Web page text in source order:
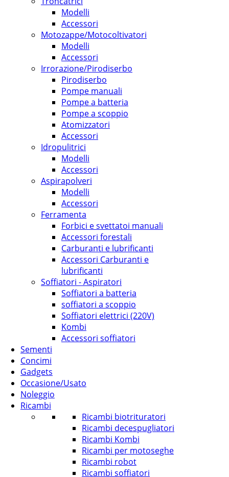
Modelli
Accessori
Motozappe/Motocoltivatori
Modelli
Accessori
Irrorazione/Pirodiserbo
Pirodiserbo
Pompe manuali
Pompe a batteria
Pompe a scoppio
Atomizzatori
Accessori
Idropulitrici
Modelli
Accessori
Aspirapolveri
Modelli
Accessori
Ferramenta
Forbici e svettatoi manuali
Accessori forestali
Carburanti e lubrificanti
Accessori Carburanti e
lubrificanti
Soffiatori - Aspiratori
Soffiatori a batteria
soffiatori a scoppio
Soffiatori elettrici (220V)
Kombi
Accessori soffiatori
Sementi
Concimi
Gadgets
Occasione/Usato
Noleggio
Ricambi
Ricambi biotrituratori
Ricambi decespugliatori
Ricambi Kombi
Ricambi per motoseghe
Ricambi robot
Ricambi soffiatori